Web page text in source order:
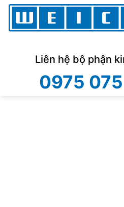
Skip
content
Liên hệ bộ phận
0975